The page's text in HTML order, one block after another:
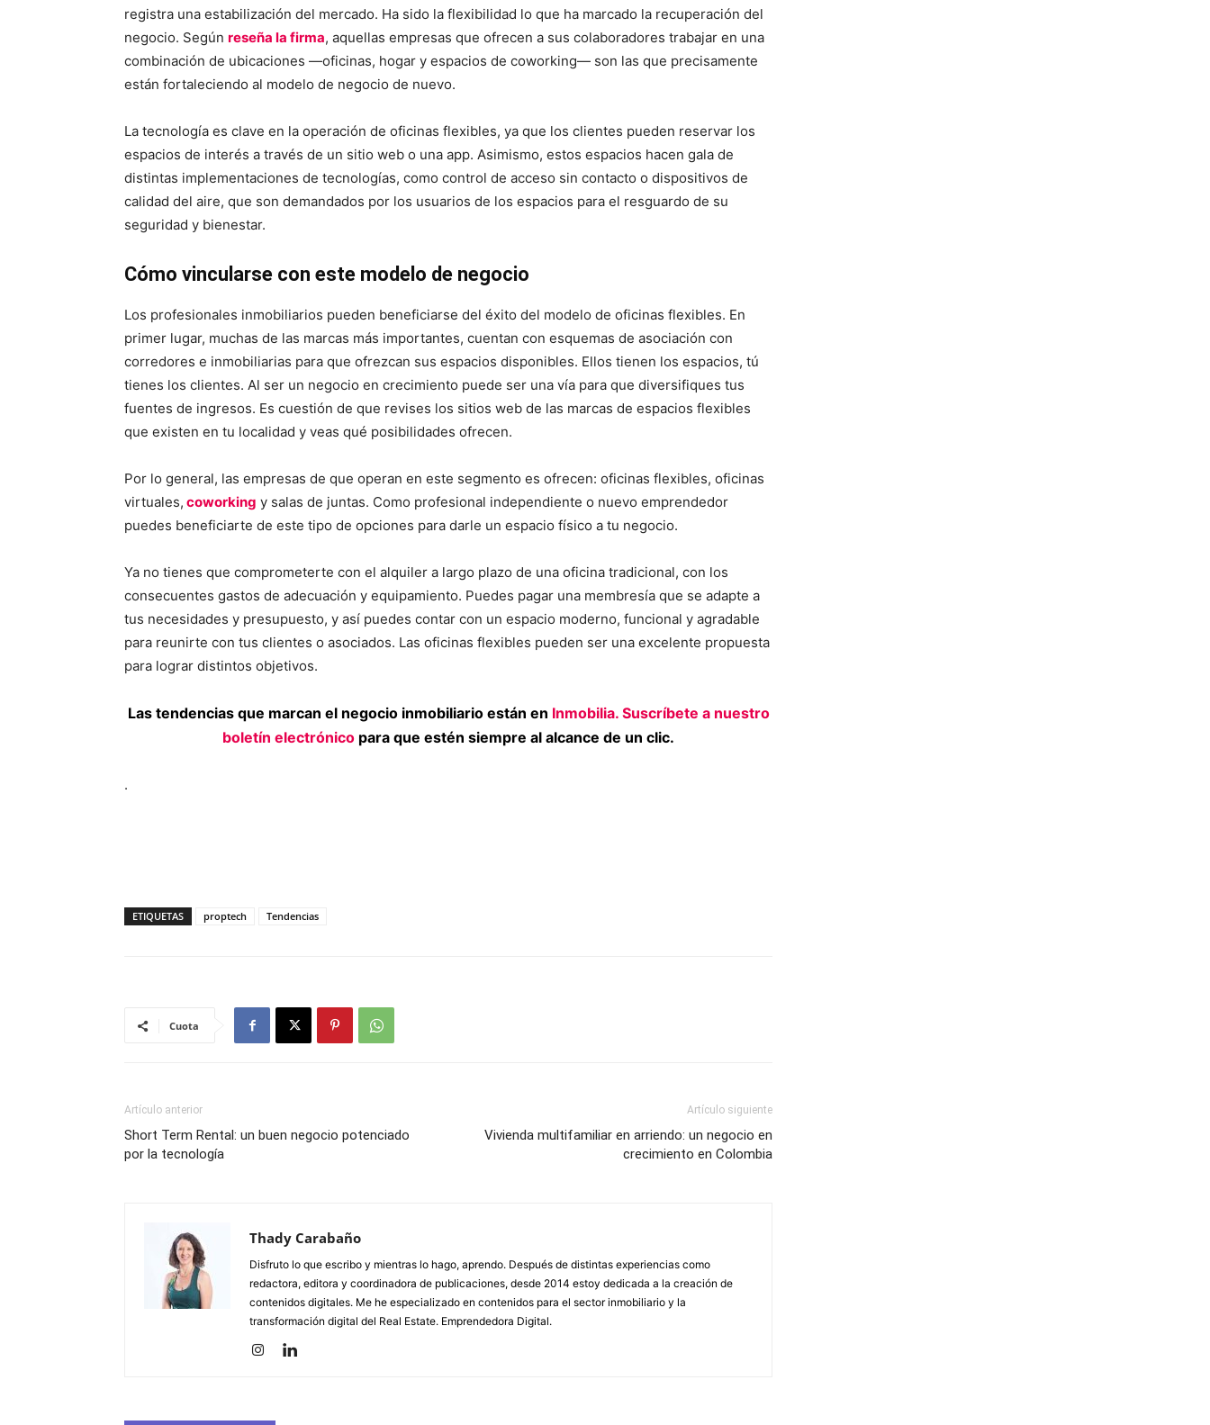
registra una estabilización del mercado. Ha sido la flexibilidad lo que ha marcado la recuperación del
negocio. Según reseña la firma, aquellas empresas que ofrecen a sus colaboradores trabajar en una
combinación de ubicaciones —oficinas, hogar y espacios de coworking— son las que precisamente
están fortaleciendo al modelo de negocio de nuevo.
La tecnología es clave en la operación de oficinas flexibles, ya que los clientes pueden reservar los
espacios de interés a través de un sitio web o una app. Asimismo, estos espacios hacen gala de
distintas implementaciones de tecnologías, como control de acceso sin contacto o dispositivos de
calidad del aire, que son demandados por los usuarios de los espacios para el resguardo de su
seguridad y bienestar.
Cómo vincularse con este modelo de negocio
Los profesionales inmobiliarios pueden beneficiarse del éxito del modelo de oficinas flexibles. En
primer lugar, muchas de las marcas más importantes, cuentan con esquemas de asociación con
corredores e inmobiliarias para que ofrezcan sus espacios disponibles. Ellos tienen los espacios, tú
tienes los clientes. Al ser un negocio en crecimiento puede ser una vía para que diversifiques tus
fuentes de ingresos. Es cuestión de que revises los sitios web de las marcas de espacios flexibles
que existen en tu localidad y veas qué posibilidades ofrecen.
Por lo general, las empresas de que operan en este segmento es ofrecen: oficinas flexibles, oficinas
virtuales, coworking y salas de juntas. Como profesional independiente o nuevo emprendedor
puedes beneficiarte de este tipo de opciones para darle un espacio físico a tu negocio.
Ya no tienes que comprometerte con el alquiler a largo plazo de una oficina tradicional, con los
consecuentes gastos de adecuación y equipamiento. Puedes pagar una membresía que se adapte a
tus necesidades y presupuesto, y así puedes contar con un espacio moderno, funcional y agradable
para reunirte con tus clientes o asociados. Las oficinas flexibles pueden ser una excelente propuesta
para lograr distintos objetivos.
Las tendencias que marcan el negocio inmobiliario están en Inmobilia. Suscríbete a nuestro
boletín electrónico para que estén siempre al alcance de un clic.
.
ETIQUETAS proptech Tendencias
Cuota
Artículo anterior
Short Term Rental: un buen negocio potenciado
por la tecnología
Artículo siguiente
Vivienda multifamiliar en arriendo: un negocio en
crecimiento en Colombia
Thady Carabaño
Disfruto lo que escribo y mientras lo hago, aprendo. Después de distintas experiencias como
redactora, editora y coordinadora de publicaciones, desde 2014 estoy dedicada a la creación de
contenidos digitales. Me he especializado en contenidos para el sector inmobiliario y la
transformación digital del Real Estate. Emprendedora Digital.